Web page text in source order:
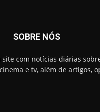
SOBRE NÓS
com notícias diárias
e tv, além de artigos,